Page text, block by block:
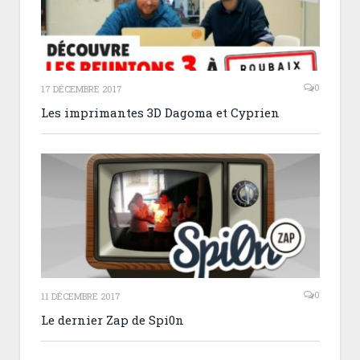
17 DÉCEMBRE 2017 0
Les imprimantes 3D Dagoma et Cyprien
11 DÉCEMBRE 2017 0
Le dernier Zap de Spi0n